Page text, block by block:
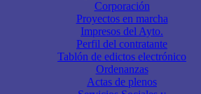
Corporación
Proyectos en marcha
Impresos del Ayto.
Perfil del contratante
Tablón de edictos electrónico
Ordenanzas
Actas de plenos